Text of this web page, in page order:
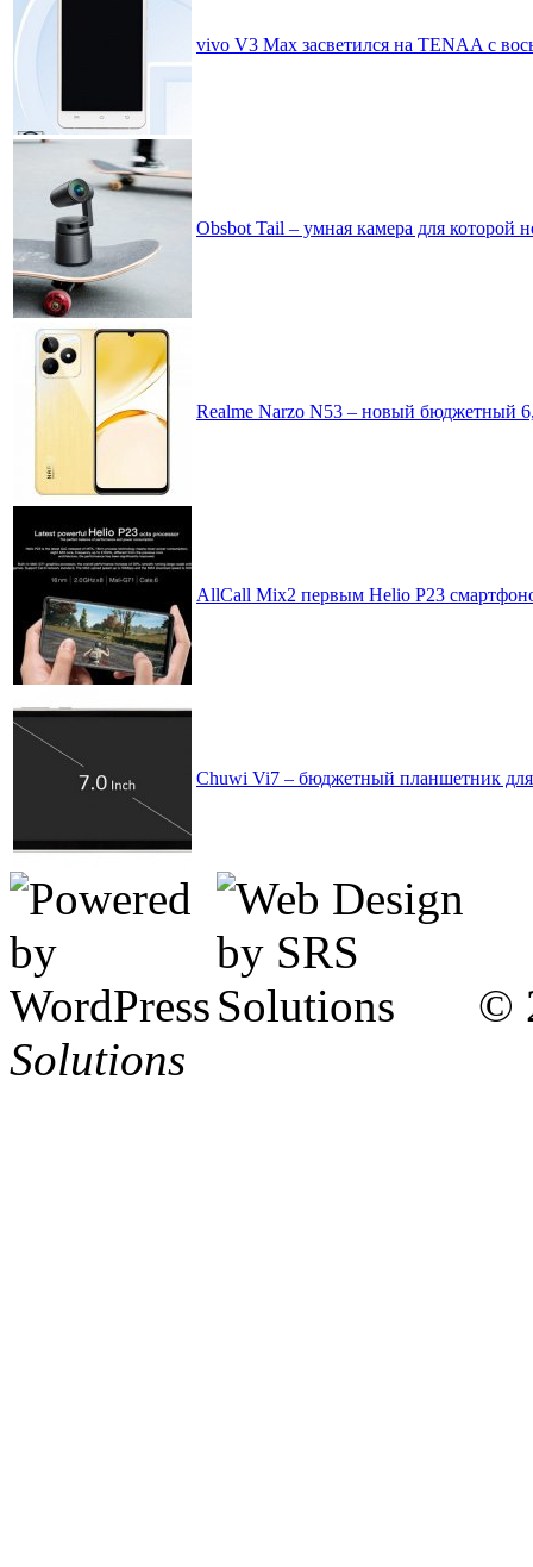
vivo V3 Max засветился на TENAA с
Obsbot Tail – умная камера для которой
Realme Narzo N53 – новый бюджетный
AllCall Mix2 первым Helio P23
Chuwi Vi7 – бюджетный планшетник для
©
Solutions